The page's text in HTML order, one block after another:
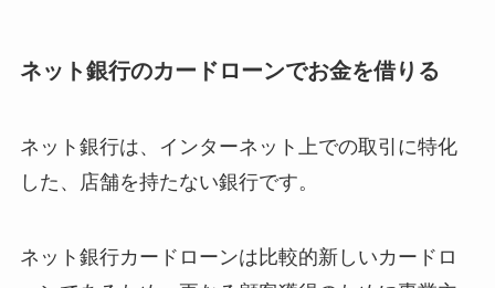
ネット銀行のカードローンでお金を借りる
ネット銀行は、インターネット上での取引に特化
した、店舗を持たない銀行です。
ネット銀行カードローンは比較的新しいカードロ